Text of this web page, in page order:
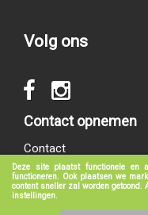
Deze site plaatst functionele en
functioneren. Ook plaatsen we
content sneller zal worden
instellingen.
Volg ons
Contact opnemen
Contact